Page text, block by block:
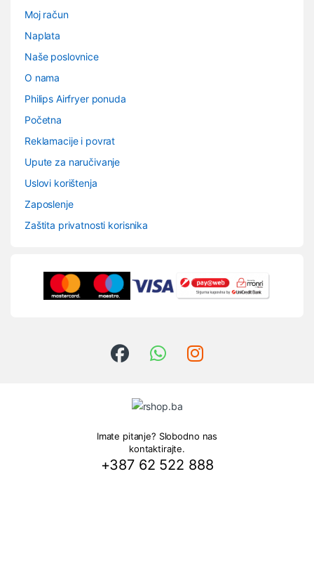
Moj račun
Naplata
Naše poslovnice
O nama
Philips Airfryer ponuda
Početna
Reklamacije i povrat
Upute za naručivanje
Uslovi korištenja
Zaposlenje
Zaštita privatnosti korisnika
Imate pitanje? Slobodno nas
kontaktirajte.
+387 62 522 888